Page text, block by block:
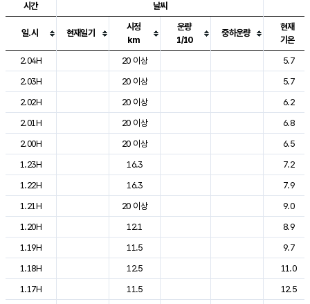
도시별 기상실황표로 지점, 날씨, 기온, 강수, 바람, 기압등을 안내한 표입
시간 날씨
일.시 현재일기
시정
km
운량
1/10
중하운량
현재
기온
2.04H
20 이상
5.7
2.03H
20 이상
5.7
2.02H
20 이상
6.2
2.01H
20 이상
6.8
2.00H
20 이상
6.5
1.23H
16.3
7.2
1.22H
16.3
7.9
1.21H
20 이상
9.0
1.20H
12.1
8.9
1.19H
11.5
9.7
1.18H
12.5
11.0
1.17H
11.5
12.5